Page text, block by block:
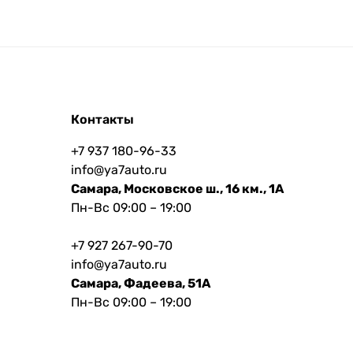
Контакты
+7 937 180-96-33
info@ya7auto.ru
Самара, Московское ш., 16 км., 1А
Пн-Вс 09:00 – 19:00
+7 927 267-90-70
info@ya7auto.ru
Самара, Фадеева, 51А
Пн-Вс 09:00 – 19:00